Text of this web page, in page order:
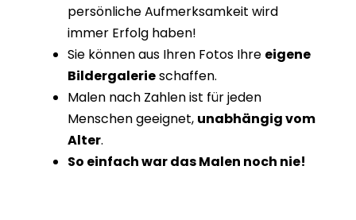
persönliche Aufmerksamkeit wird
immer Erfolg haben!
Sie können aus Ihren Fotos Ihre eigene
Bildergalerieschaffen.
Malen nach Zahlen ist für jeden
Menschen geeignet, unabhängig vom
Alter.
So einfach war das Malen noch nie!